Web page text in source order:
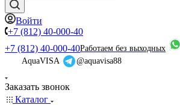
Войти
+7 (812) 40-000-40
+7 (812) 40-000-40Работаем без выходных
AquaVISA
@aquavisa88
Заказать звонок
Каталог